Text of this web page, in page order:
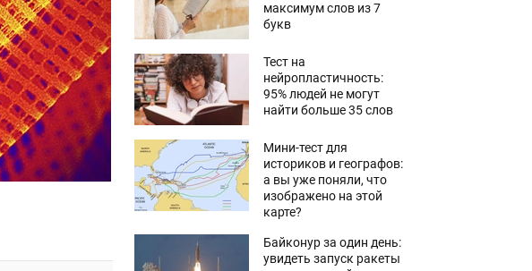
максимум слов из 7
букв
Тест на
нейропластичность:
95% людей не могут
найти больше 35 слов
Мини-тест для
историков и географов:
а вы уже поняли, что
изображено на этой
карте?
Байконур за один день:
увидеть запуск ракеты